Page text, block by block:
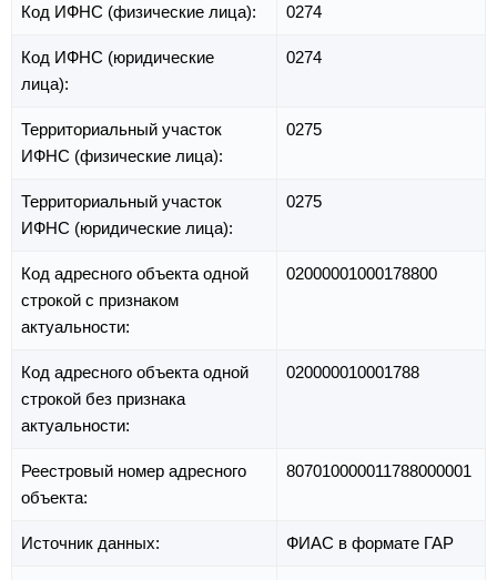
Код ИФНС (физические лица): 0274
Код ИФНС (юридические
лица):
0274
Территориальный участок
ИФНС (физические лица):
0275
Территориальный участок
ИФНС (юридические лица):
0275
Код адресного объекта одной
строкой с признаком
актуальности:
02000001000178800
Код адресного объекта одной
строкой без признака
актуальности:
020000010001788
Реестровый номер адресного
объекта:
807010000011788000001
Источник данных: ФИАС в формате ГАР